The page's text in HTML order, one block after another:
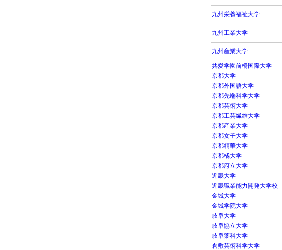
九州栄養福祉大学
九州工業大学
九州産業大学
共愛学園前橋国際大学
京都大学
京都外国語大学
京都先端科学大学
京都芸術大学
京都工芸繊維大学
京都産業大学
京都女子大学
京都精華大学
京都橘大学
京都府立大学
近畿大学
近畿職業能力開発大学校
金城大学
金城学院大学
岐阜大学
岐阜協立大学
岐阜薬科大学
倉敷芸術科学大学